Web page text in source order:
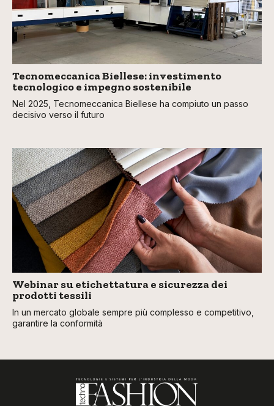
Tecnomeccanica Biellese: investimento
tecnologico e impegno sostenibile
Nel 2025, Tecnomeccanica Biellese ha compiuto un passo
decisivo verso il futuro
Webinar su etichettatura e sicurezza dei
prodotti tessili
In un mercato globale sempre più complesso e competitivo,
garantire la conformità